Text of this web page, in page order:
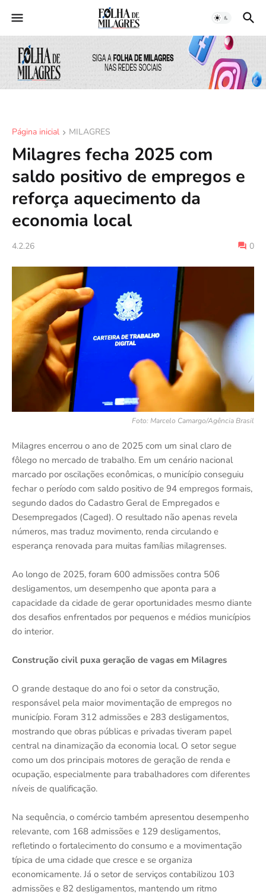
Página inicial MILAGRES
Milagres fecha 2025 com
saldo positivo de empregos e
reforça aquecimento da
economia local
4.2.26 0
Foto: Marcelo Camargo/Agência Brasil
Milagres encerrou o ano de 2025 com um sinal claro de
fôlego no mercado de trabalho. Em um cenário nacional
marcado por oscilações econômicas, o município conseguiu
fechar o período com saldo positivo de 94 empregos formais,
segundo dados do Cadastro Geral de Empregados e
Desempregados (Caged). O resultado não apenas revela
números, mas traduz movimento, renda circulando e
esperança renovada para muitas famílias milagrenses.
Ao longo de 2025, foram 600 admissões contra 506
desligamentos, um desempenho que aponta para a
capacidade da cidade de gerar oportunidades mesmo diante
dos desafios enfrentados por pequenos e médios municípios
do interior.
Construção civil puxa geração de vagas em Milagres
O grande destaque do ano foi o setor da construção,
responsável pela maior movimentação de empregos no
município. Foram 312 admissões e 283 desligamentos,
mostrando que obras públicas e privadas tiveram papel
central na dinamização da economia local. O setor segue
como um dos principais motores de geração de renda e
ocupação, especialmente para trabalhadores com diferentes
níveis de qualificação.
Na sequência, o comércio também apresentou desempenho
relevante, com 168 admissões e 129 desligamentos,
refletindo o fortalecimento do consumo e a movimentação
típica de uma cidade que cresce e se organiza
economicamente. Já o setor de serviços contabilizou 103
admissões e 82 desligamentos, mantendo um ritmo